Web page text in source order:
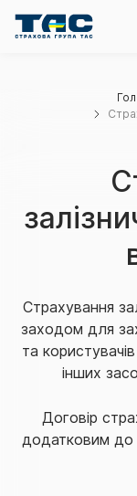
Страхування
заходом для
та
інших
Договір
додатковим до